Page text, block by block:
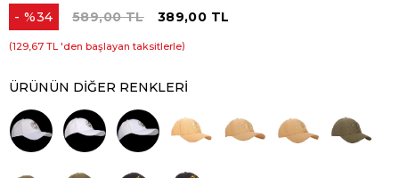
%34
İndirim
589,00 TL 389,00 TL
129,67 TL 'den başlayan taksitlerle
ÜRÜNÜN DIĞER RENKLERI